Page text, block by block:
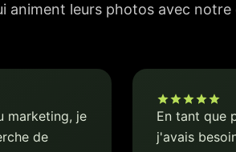
animent leurs photos avec notre
marketing, je
de
En tant que
j'avais